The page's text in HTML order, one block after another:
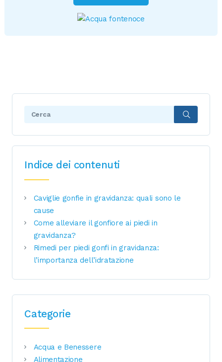
Search:
Indice dei contenuti
Caviglie gonfie in gravidanza: quali sono le
cause
Come alleviare il gonfiore ai piedi in
gravidanza?
Rimedi per piedi gonfi in gravidanza:
l’importanza dell’idratazione
Categorie
Acqua e Benessere
Alimentazione